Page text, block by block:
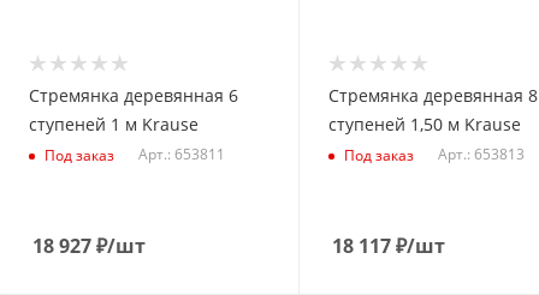
Стремянка деревянная 6
ступеней 1 м Krause
Под заказ Арт.: 653811
18 927₽/шт
Стремянка деревянная 8
ступеней 1,50 м Krause
Под заказ Арт.: 653813
18 117₽/шт